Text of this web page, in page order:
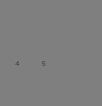
4 5